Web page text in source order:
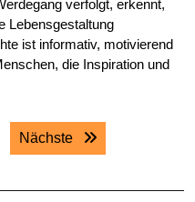
verfolgt, erkennt,
Lebensgestaltung
ist informativ, motivierend
die Inspiration und
Nächste Next post: